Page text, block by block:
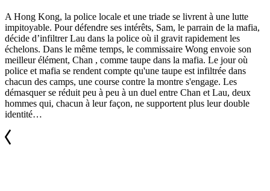
A Hong Kong, la police locale et une triade se livrent à une lutte
impitoyable. Pour défendre ses intérêts, Sam, le parrain de la mafia,
décide d’infiltrer Lau dans la police où il gravit rapidement les
échelons. Dans le même temps, le commissaire Wong envoie son
meilleur élément, Chan , comme taupe dans la mafia. Le jour où
police et mafia se rendent compte qu'une taupe est infiltrée dans
chacun des camps, une course contre la montre s'engage. Les
démasquer se réduit peu à peu à un duel entre Chan et Lau, deux
hommes qui, chacun à leur façon, ne supportent plus leur double
identité…